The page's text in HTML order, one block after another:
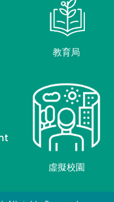
教育局
虛擬校園